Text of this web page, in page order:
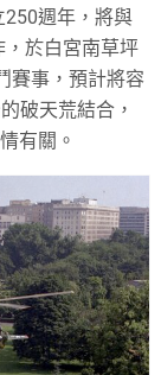
週年，將與
，於白宮南草坪
賽事，預計將容
破天荒結合，
有關。